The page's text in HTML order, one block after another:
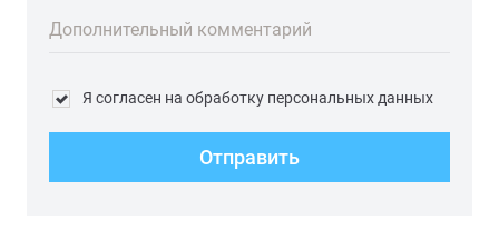
Дополнительный комментарий
Я согласен на обработку персональных данных
Отправить